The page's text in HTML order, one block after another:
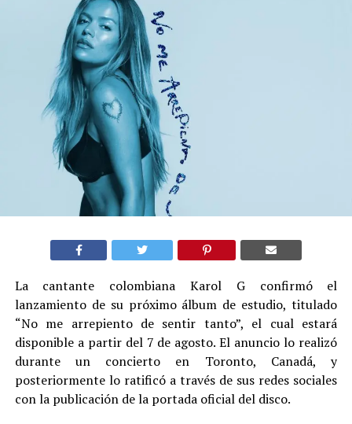
La cantante colombiana Karol G confirmó el
lanzamiento de su próximo álbum de estudio, titulado
“No me arrepiento de sentir tanto”, el cual estará
disponible a partir del 7 de agosto. El anuncio lo realizó
durante un concierto en Toronto, Canadá, y
posteriormente lo ratificó a través de sus redes sociales
con la publicación de la portada oficial del disco.